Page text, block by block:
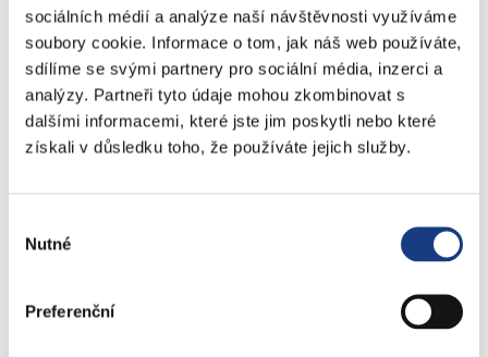
sociálních médií a analýze naší návštěvnosti využíváme
soubory cookie. Informace o tom, jak náš web používáte,
sdílíme se svými partnery pro sociální média, inzerci a
analýzy. Partneři tyto údaje mohou zkombinovat s
dalšími informacemi, které jste jim poskytli nebo které
získali v důsledku toho, že používáte jejich služby.
souhlasu
Nutné
Preferenční
Štefánikova 17